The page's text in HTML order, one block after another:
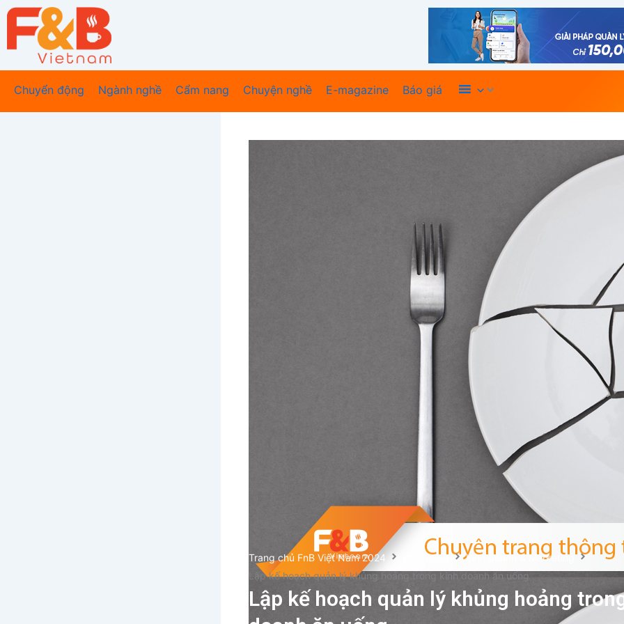
Nhảy
Chuyển động
Ngành nghề Cẩm nang Chuyện nghề E-magazine Báo giá Xem thêm
Trang chủ FnB Việt Nam 2024 Cẩm nang
Kinh doanh & Marketing
Lập kế hoạch quản lý khủng hoảng trong kinh doanh ăn uống
Lập kế hoạch quản lý khủng hoảng